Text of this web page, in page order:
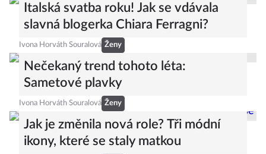
Italská svatba roku! Jak se vdávala
slavná blogerka Chiara Ferragni?
Ivona Horváth Souralová Ženy
Nečekaný trend tohoto léta:
Sametové plavky
Ivona Horváth Souralová Ženy
Jak je změnila nová role? Tři módní
ikony, které se staly matkou